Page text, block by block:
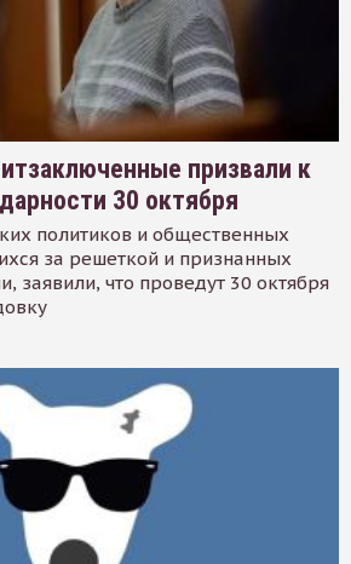
призвали к
30 октября
политиков и общественных
за решеткой и признанных
заявили, что проведут 30 октября